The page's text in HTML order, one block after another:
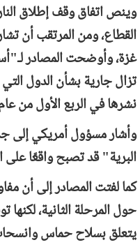
وينص اتفاق وقف إطلاق
القطاع، ومن المرتقب أن
غزة، وأوضحت المصادر
تزال جارية بشأن الدول
نشرها في الربع الأول من عام
وأشار مسؤول أمريكي إلى
البرية" قد تصبح واقعًا على
كما لفتت المصادر إلى أن
حول المرحلة الثانية،
يتعلق بسلاح حماس